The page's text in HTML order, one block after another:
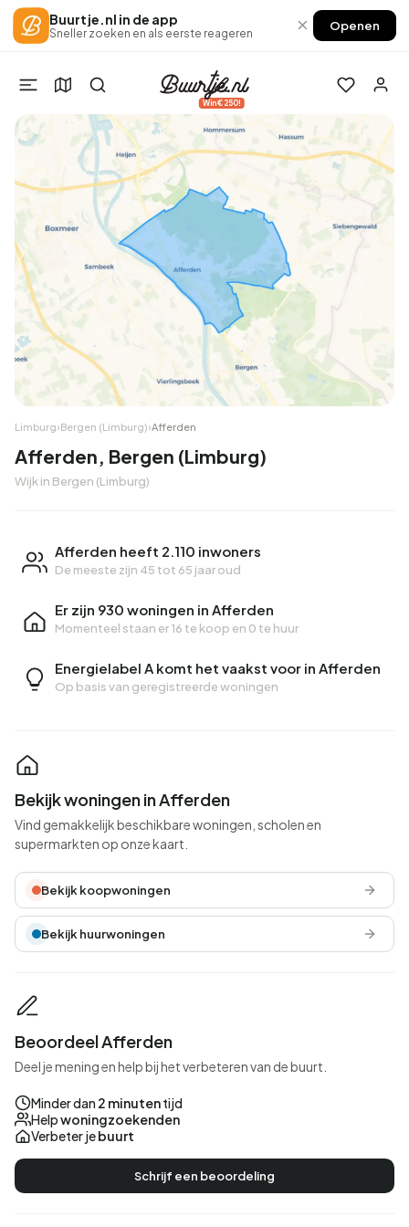
Buurtje.nl in de app
Sneller zoeken en als eerste reageren × Openen
Win €250!
Limburg›Bergen (Limburg)›Afferden
Afferden, Bergen (Limburg)
Wijk in Bergen (Limburg)
Afferden heeft 2.110 inwoners
De meeste zijn 45 tot 65 jaar oud
Er zijn 930 woningen in Afferden
Momenteel staan er16 te koop en 0 te huur
Energielabel A komt het vaakst voor in Afferden
Op basis van geregistreerde woningen
Bekijk woningen in Afferden
Vind gemakkelijk beschikbare woningen, scholen en
supermarkten op onze kaart.
Bekijk koopwoningen
Bekijk huurwoningen
Beoordeel Afferden
Deel je mening en help bij het verbeteren van de buurt.
Minder dan 2 minutentijd
Helpwoningzoekenden
Verbeter jebuurt
Schrijf een beoordeling